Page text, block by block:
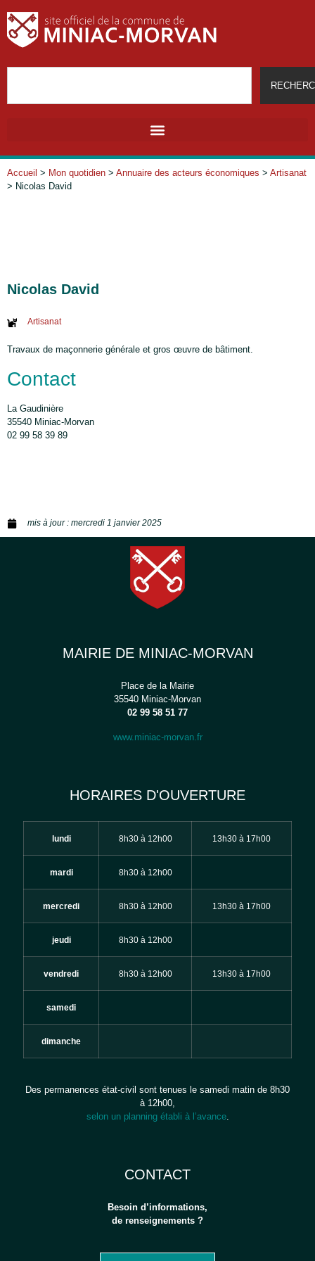
Accueil > Mon quotidien > Annuaire des acteurs économiques > Artisanat
> Nicolas David
Nicolas David
Artisanat
Travaux de maçonnerie générale et gros œuvre de bâtiment.
Contact
La Gaudinière
35540 Miniac-Morvan
02 99 58 39 89
mis à jour : mercredi 1 janvier 2025
MAIRIE DE MINIAC-MORVAN
Place de la Mairie
35540 Miniac-Morvan
02 99 58 51 77
www.miniac-morvan.fr
HORAIRES D'OUVERTURE
lundi 8h30 à 12h00 13h30 à 17h00
mardi 8h30 à 12h00
mercredi 8h30 à 12h00 13h30 à 17h00
jeudi 8h30 à 12h00
vendredi 8h30 à 12h00 13h30 à 17h00
samedi
dimanche
Des permanences état-civil sont tenues le samedi matin de 8h30
à 12h00,
selon un planning établi à l’avance.
CONTACT
Besoin d’informations,
de renseignements ?